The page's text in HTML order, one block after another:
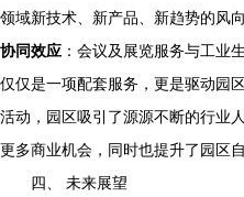
领域新技术、新产品、新趋势的风向
协同效应 ：会议及展览服务与工业
仅仅是一项配套服务，更是驱动园
活动，园区吸引了源源不断的行业
更多商业机会，同时也提升了园区
四、 未来展望